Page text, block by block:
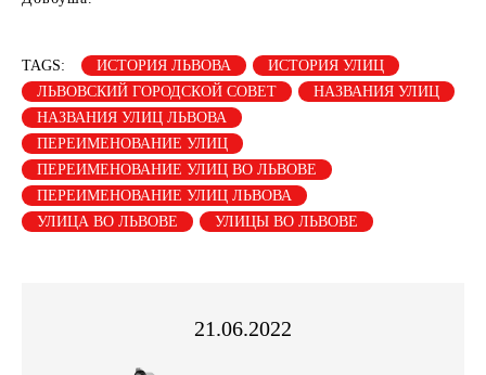
TAGS: ИСТОРИЯ ЛЬВОВА
ИСТОРИЯ УЛИЦ
ЛЬВОВСКИЙ ГОРОДСКОЙ СОВЕТ
НАЗВАНИЯ УЛИЦ
НАЗВАНИЯ УЛИЦ ЛЬВОВА
ПЕРЕИМЕНОВАНИЕ УЛИЦ
ПЕРЕИМЕНОВАНИЕ УЛИЦ ВО ЛЬВОВЕ
ПЕРЕИМЕНОВАНИЕ УЛИЦ ЛЬВОВА
УЛИЦА ВО ЛЬВОВЕ
УЛИЦЫ ВО ЛЬВОВЕ
21.06.2022